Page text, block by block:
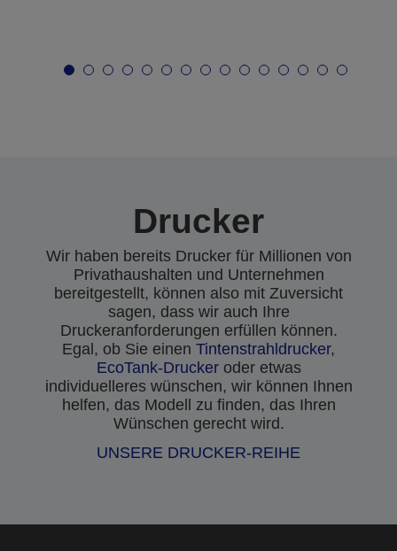
Drucker
Wir haben bereits Drucker für Millionen von
Privathaushalten und Unternehmen
bereitgestellt, können also mit Zuversicht
sagen, dass wir auch Ihre
Druckeranforderungen erfüllen können.
Egal, ob Sie einen Tintenstrahldrucker,
EcoTank-Druckeroder etwas
individuelleres wünschen, wir können Ihnen
helfen, das Modell zu finden, das Ihren
Wünschen gerecht wird.
UNSERE DRUCKER-REIHE